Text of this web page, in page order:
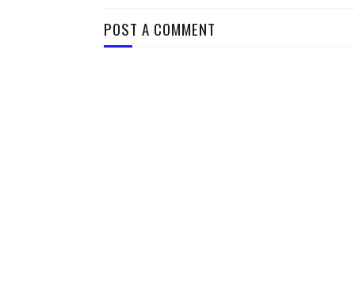
POST A COMMENT